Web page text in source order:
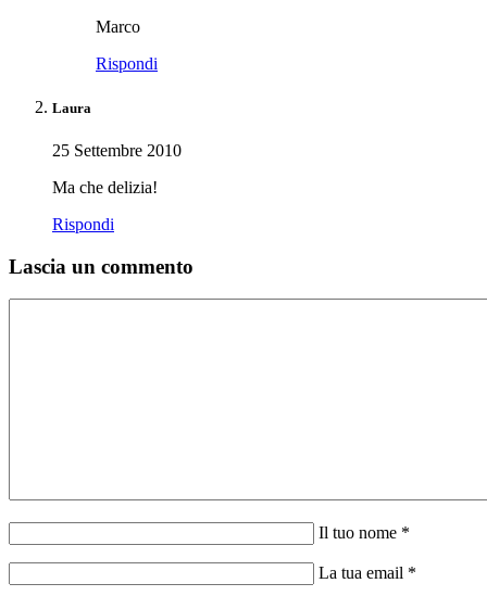
Marco
Rispondi
Laura
25 Settembre 2010
Ma che delizia!
Rispondi
Lascia un commento
Il tuo nome *
La tua email *